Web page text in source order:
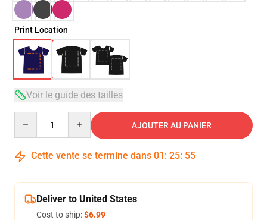
Print Location
Voir le guide des tailles
AJOUTER AU PANIER
Cette vente se termine dans 01 : 25: 54
Deliver to United States
Cost to ship:$6.99